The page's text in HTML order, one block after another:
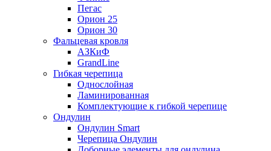
Пегас
Орион 25
Орион 30
Фальцевая кровля
АЗКиФ
GrandLine
Гибкая черепица
Однослойная
Ламинированная
Комплектующие к гибкой черепице
Ондулин
Ондулин Smart
Черепица Ондулин